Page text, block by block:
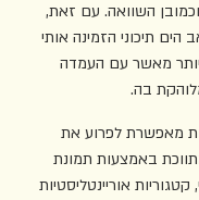
השוואה. עם זאת,
הים תיכוני הזמינה אותי
מאשר עם העמדה
בה.
מאפשרת לפרוע את
באמצעות תמונת
אוריינטליסטיות